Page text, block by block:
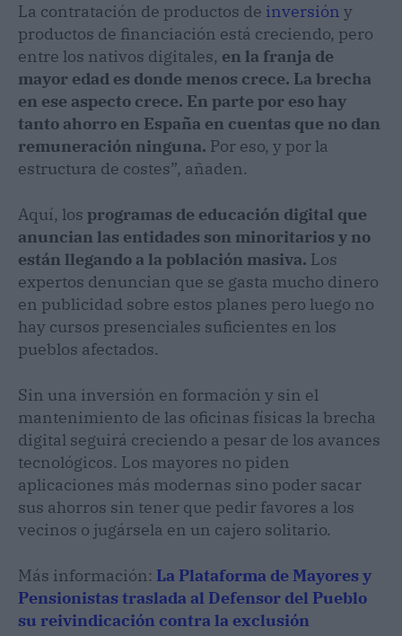
La contratación de productos de inversión y
productos de financiación está creciendo, pero
entre los nativos digitales, en la franja de
mayor edad es donde menos crece. La brecha
en ese aspecto crece. En parte por eso hay
tanto ahorro en España en cuentas que no dan
remuneración ninguna. Por eso, y por la
estructura de costes”, añaden.
Aquí, los programas de educación digital que
anuncian las entidades son minoritarios y no
están llegando a la población masiva. Los
expertos denuncian que se gasta mucho dinero
en publicidad sobre estos planes pero luego no
hay cursos presenciales suficientes en los
pueblos afectados.
Sin una inversión en formación y sin el
mantenimiento de las oficinas físicas la brecha
digital seguirá creciendo a pesar de los avances
tecnológicos. Los mayores no piden
aplicaciones más modernas sino poder sacar
sus ahorros sin tener que pedir favores a los
vecinos o jugársela en un cajero solitario.
Más información: La Plataforma de Mayores y
Pensionistas traslada al Defensor del Pueblo
su reivindicación contra la exclusión